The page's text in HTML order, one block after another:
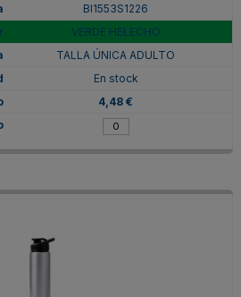
BI1553S1226
VERDE HELECHO
TALLA ÚNICA ADULTO
En stock
4,48 €